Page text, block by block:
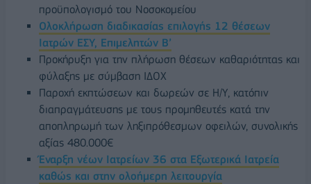
προϋπολογισμό του Νοσοκομείου
Ολοκλήρωση διαδικασίας επιλογής 12 θέσεων
Ιατρών ΕΣΥ, Επιμελητών Β’
Προκήρυξη για την πλήρωση θέσεων καθαριότητας και
φύλαξης με σύμβαση ΙΔΟΧ
Παροχή εκπτώσεων και δωρεών σε Η/Υ, κατόπιν
διαπραγμάτευσης με τους προμηθευτές κατά την
αποπληρωμή των ληξιπρόθεσμων οφειλών, συνολικής
αξίας 480.000€
Έναρξη νέων Ιατρείων 36 στα Εξωτερικά Ιατρεία
καθώς και στην ολοήμερη λειτουργία